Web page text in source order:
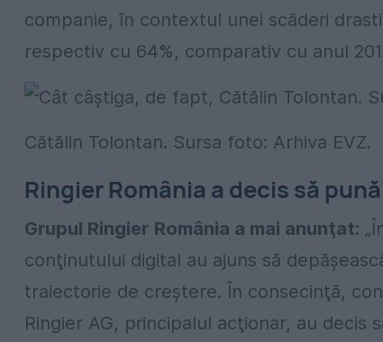
companie, în contextul unei scăderi
respectiv cu 64%, comparativ cu anul
Cătălin Tolontan. Sursa foto: Arhiva EVZ.
Ringier România a decis să
Grupul Ringier România a mai anunţat:
conţinutului digital au ajuns să
traiectorie de creştere. În consecinţă,
Ringier AG, principalul acţionar, au